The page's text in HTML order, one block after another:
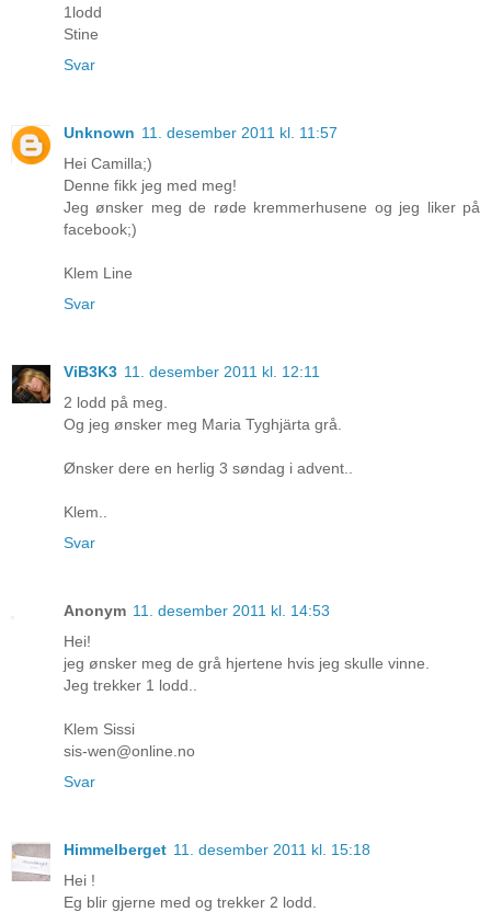
1lodd
Stine
Svar
Unknown 11. desember 2011 kl. 11:57
Hei Camilla;)
Denne fikk jeg med meg!
Jeg ønsker meg de røde kremmerhusene og jeg liker på
facebook;)
Klem Line
Svar
ViB3K3 11. desember 2011 kl. 12:11
2 lodd på meg.
Og jeg ønsker meg Maria Tyghjärta grå.
Ønsker dere en herlig 3 søndag i advent..
Klem..
Svar
Anonym 11. desember 2011 kl. 14:53
Hei!
jeg ønsker meg de grå hjertene hvis jeg skulle vinne.
Jeg trekker 1 lodd..
Klem Sissi
sis-wen@online.no
Svar
Himmelberget 11. desember 2011 kl. 15:18
Hei !
Eg blir gjerne med og trekker 2 lodd.